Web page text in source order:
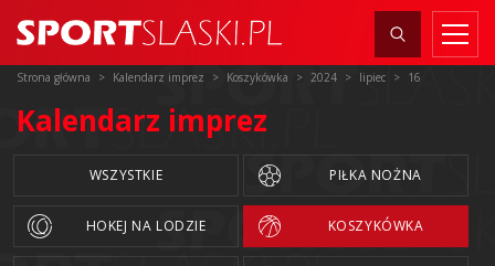
Strona główna Kalendarz imprez Koszykówka 2024 lipiec 16
Kalendarz imprez
WSZYSTKIE PIŁKA NOŻNA
HOKEJ NA LODZIE KOSZYKÓWKA